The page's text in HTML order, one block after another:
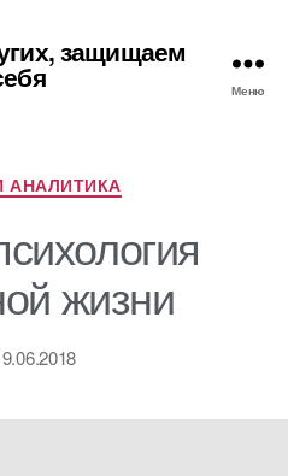
защищаем
Меню
Рубрики
АНАЛИТИКА
жизни